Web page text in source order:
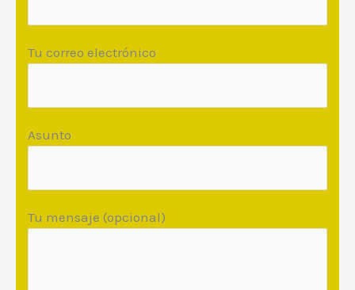
Tu correo electrónico
Asunto
Tu mensaje (opcional)